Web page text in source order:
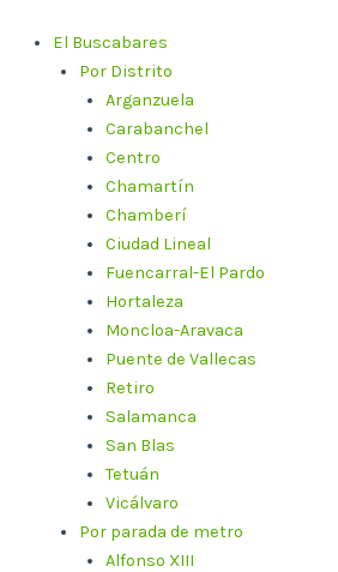
contenido
El Buscabares
Por Distrito
Arganzuela
Carabanchel
Centro
Chamartín
Chamberí
Ciudad Lineal
Fuencarral-El Pardo
Hortaleza
Moncloa-Aravaca
Puente de Vallecas
Retiro
Salamanca
San Blas
Tetuán
Vicálvaro
Por parada de metro
Alfonso XIII